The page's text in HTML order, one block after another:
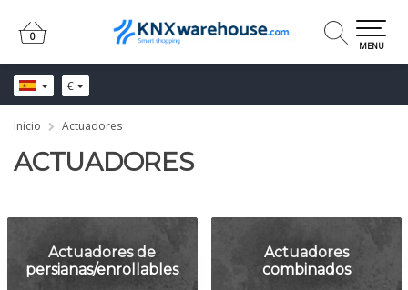
€
0
0
MENU
Inicio Actuadores
ACTUADORES
Actuadores de
persianas/enrollables
Actuadores
combinados